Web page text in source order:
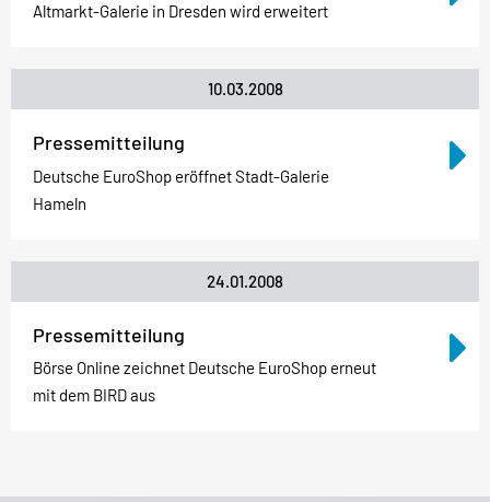
Altmarkt-Galerie in Dresden wird erweitert
10.03.2008
Pressemitteilung
Deutsche EuroShop eröffnet Stadt-Galerie
Hameln
24.01.2008
Pressemitteilung
Börse Online zeichnet Deutsche EuroShop erneut
mit dem BIRD aus